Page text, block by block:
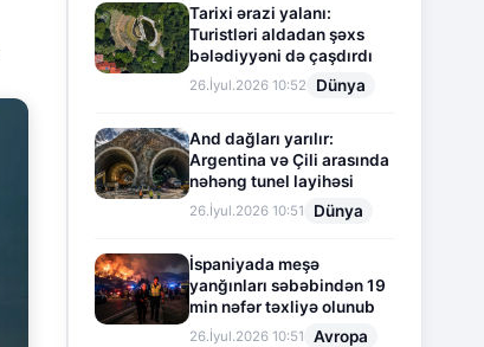
Tarixi ərazi yalanı:
Turistləri aldadan şəxs
bələdiyyəni də çaşdırdı
26.İyul.2026 10:52 Dünya
And dağları yarılır:
Argentina və Çili arasında
nəhəng tunel layihəsi
26.İyul.2026 10:51 Dünya
İspaniyada meşə
yanğınları səbəbindən 19
min nəfər təxliyə olunub
26.İyul.2026 10:51 Avropa